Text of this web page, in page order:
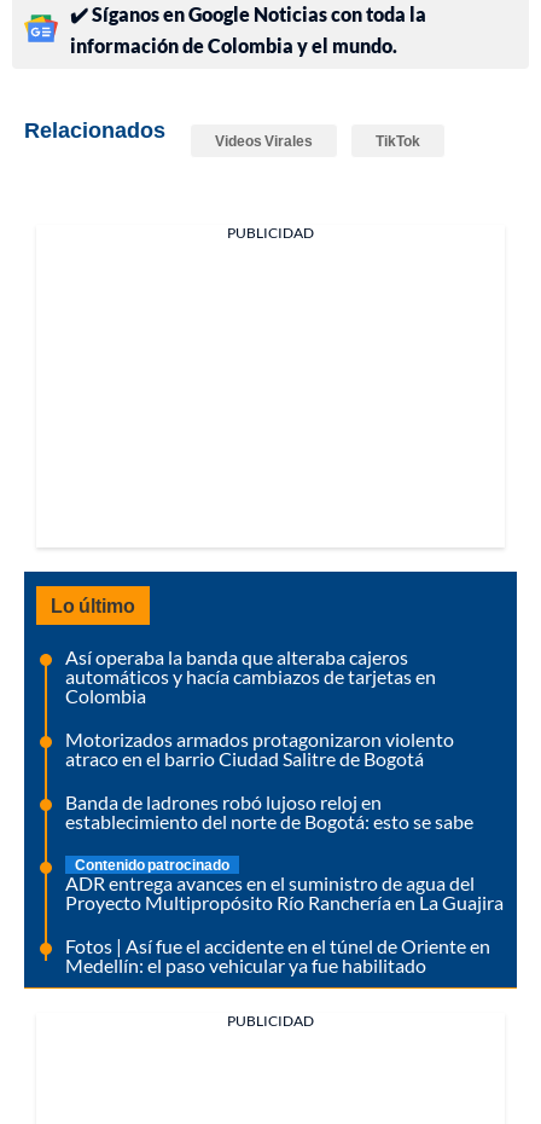
✔️ Síganos en Google Noticias con toda la
información de Colombia y el mundo.
Relacionados Videos Virales TikTok
PUBLICIDAD
Lo último
Así operaba la banda que alteraba cajeros
automáticos y hacía cambiazos de tarjetas en
Colombia
Motorizados armados protagonizaron violento
atraco en el barrio Ciudad Salitre de Bogotá
Banda de ladrones robó lujoso reloj en
establecimiento del norte de Bogotá: esto se sabe
Contenido patrocinado
ADR entrega avances en el suministro de agua del
Proyecto Multipropósito Río Ranchería en La Guajira
Fotos | Así fue el accidente en el túnel de Oriente en
Medellín: el paso vehicular ya fue habilitado
PUBLICIDAD